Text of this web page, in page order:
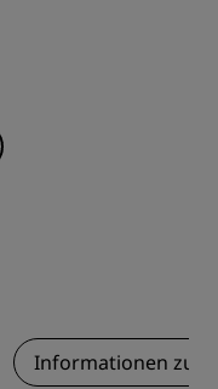
Informationen zum